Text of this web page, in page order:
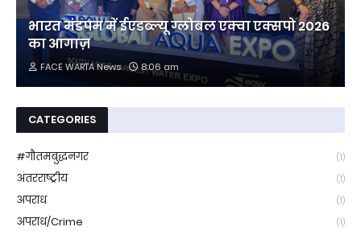
भारत मंडपम में ईएडब्ल्यू ग्लोबल एक्वा एक्सपो 2026
का आगाज़
FACE WARTA News 8:06 am
CATEGORIES
#गौतमबुद्धनगर (1)
अंतरराष्ट्रीय (1)
अपराध (1)
अपराध/Crime (1)